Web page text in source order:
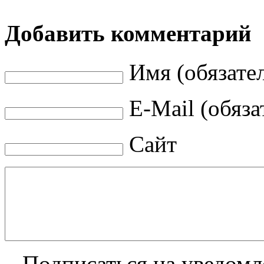
Добавить комментарий
Имя
E-Mail
Сайт